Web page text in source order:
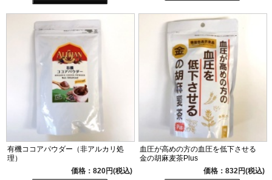
有機ココアパウダー（非アルカリ処
理）
価格：820円(税込)
血圧が高めの方の血圧を低下させる
金の胡麻麦茶Plus
価格：832円(税込)